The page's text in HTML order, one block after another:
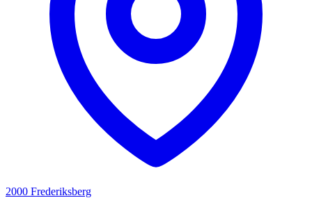
2000 Frederiksberg